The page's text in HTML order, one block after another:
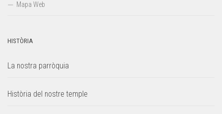
Mapa Web
HISTÒRIA
La nostra parròquia
Història del nostre temple